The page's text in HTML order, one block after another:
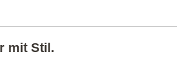
mit Stil.